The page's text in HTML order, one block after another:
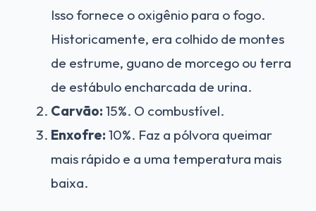
Isso fornece o oxigênio para o fogo.
Historicamente, era colhido de montes
de estrume, guano de morcego ou terra
de estábulo encharcada de urina.
Carvão: 15%. O combustível.
Enxofre: 10%. Faz a pólvora queimar
mais rápido e a uma temperatura mais
baixa.